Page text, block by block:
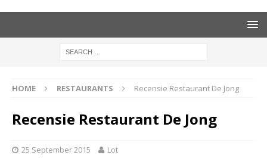
HOME RESTAURANTS Recensie Restaurant De Jong
Recensie Restaurant De Jong
25 September 2015 Lot